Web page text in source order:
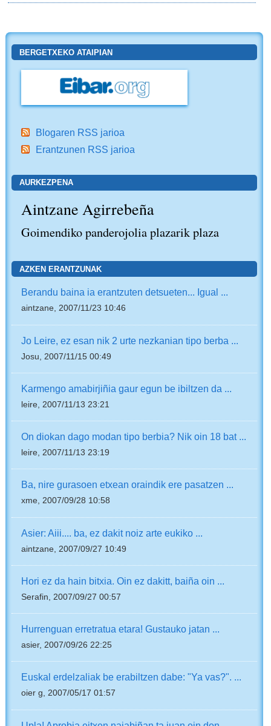
BERGETXEKO ATAIPIAN
Blogaren RSS jarioa
Erantzunen RSS jarioa
AURKEZPENA
Aintzane Agirrebeña
Goimendiko panderojolia plazarik plaza
AZKEN ERANTZUNAK
Berandu baina ia erantzuten detsueten... Igual ...
aintzane, 2007/11/23 10:46
Jo Leire, ez esan nik 2 urte nezkanian tipo berba ...
Josu, 2007/11/15 00:49
Karmengo amabirjiñia gaur egun be ibiltzen da ...
leire, 2007/11/13 23:21
On diokan dago modan tipo berbia? Nik oin 18 bat ...
leire, 2007/11/13 23:19
Ba, nire gurasoen etxean oraindik ere pasatzen ...
xme, 2007/09/28 10:58
Asier: Aiii.... ba, ez dakit noiz arte eukiko ...
aintzane, 2007/09/27 10:49
Hori ez da hain bitxia. Oin ez dakitt, baiña oin ...
Serafin, 2007/09/27 00:57
Hurrenguan erretratua etara! Gustauko jatan ...
asier, 2007/09/26 22:25
Euskal erdelzaliak be erabiltzen dabe: "Ya vas?". ...
oier g, 2007/05/17 01:57